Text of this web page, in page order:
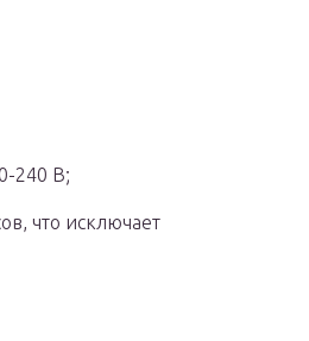
240 В;
что исключает